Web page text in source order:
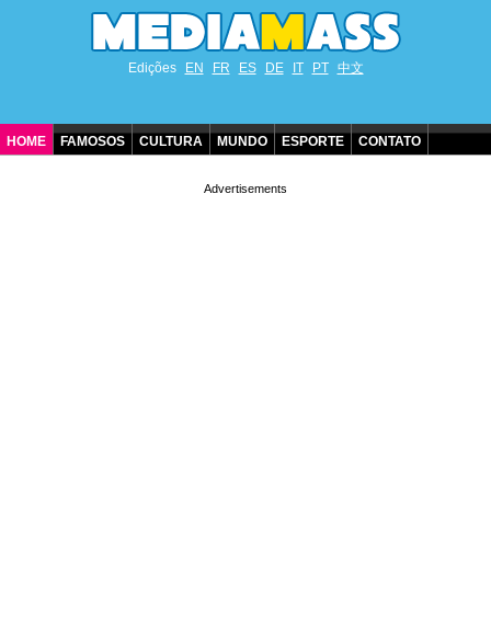
Edições EN FR ES DE IT PT 中文
HOME FAMOSOS CULTURA MUNDO ESPORTE CONTATO